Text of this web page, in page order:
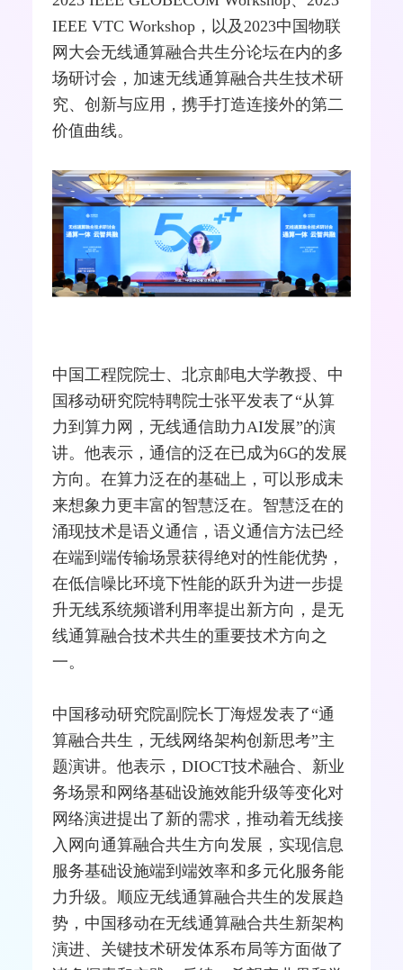
IEEE VTC Workshop，以及2023中国物联
网大会无线通算融合共生分论坛在内的多
场研讨会，加速无线通算融合共生技术研
究、创新与应用，携手打造连接外的第二
价值曲线。
中国工程院院士、北京邮电大学教授、中
国移动研究院特聘院士张平发表了“从算
力到算力网，无线通信助力AI发展”的演
讲。他表示，通信的泛在已成为6G的发展
方向。在算力泛在的基础上，可以形成未
来想象力更丰富的智慧泛在。智慧泛在的
涌现技术是语义通信，语义通信方法已经
在端到端传输场景获得绝对的性能优势，
在低信噪比环境下性能的跃升为进一步提
升无线系统频谱利用率提出新方向，是无
线通算融合技术共生的重要技术方向之
一。
中国移动研究院副院长丁海煜发表了“通
算融合共生，无线网络架构创新思考”主
题演讲。他表示，DIOCT技术融合、新业
务场景和网络基础设施效能升级等变化对
网络演进提出了新的需求，推动着无线接
入网 向通算融合共生方向发展，实现信息
服务基础设施端到端效率和多元化服务能
力升级。顺应无线通算融合共生的发展趋
势，中国移动在无线通算融合共生新架构
演进、关键技术研发体系布局等方面做了